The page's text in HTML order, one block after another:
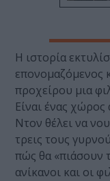
Η ιστορία
επονομαζόμενος
προχείρου μια
Είναι ένας
Ντον θέλει να
τρεις τους
πώς θα «πιάσουν
ανίκανοι και οι